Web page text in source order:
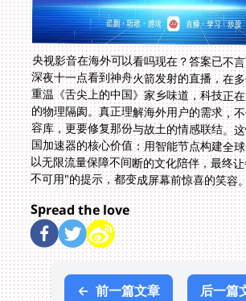
央视影音在海外可以看吗现在？答案已不
深夜十一点看到神舟火箭发射的直播，在
重温《舌尖上的中国》家乡味道，科技正
的物理隔阂。真正理解海外用户的需求，
容库，更要修复那份与故土的情感联结。
国加速器的核心价值：用智能节点构建全
以无限流量保障不间断的文化陪伴，最终
不可用"的提示，都变成屏幕前惊喜的笑容
Spread the love
← 前一篇文章 后一篇